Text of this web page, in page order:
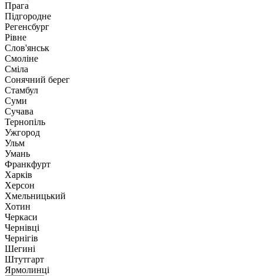
Прага
Підгородне
Регенсбург
Рівне
Слов'янськ
Смоліне
Сміла
Сонячний берег
Стамбул
Суми
Сучава
Тернопіль
Ужгород
Ульм
Умань
Франкфурт
Харків
Херсон
Хмельницький
Хотин
Черкаси
Чернівці
Чернігів
Шегині
Штутгарт
Ярмолинці